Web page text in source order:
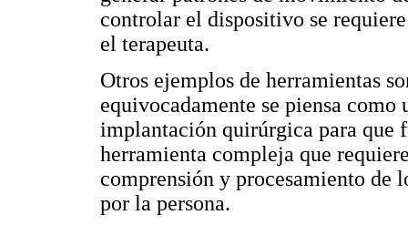
controlar el dispositivo se
el terapeuta.
Otros ejemplos de herramientas
equivocadamente se piensa
implantación quirúrgica para que
herramienta compleja que
comprensión y procesamiento de
por la persona.